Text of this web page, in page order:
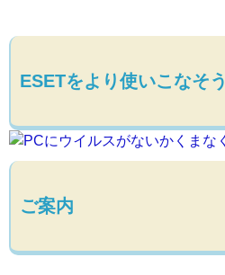
ESETをより使いこなそう
ご案内